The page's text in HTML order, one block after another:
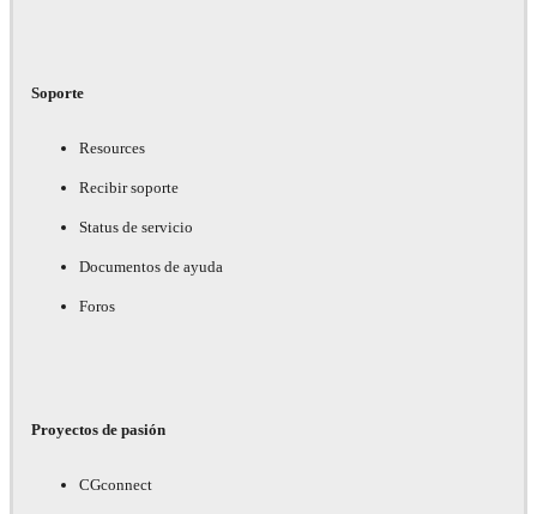
Soporte
Resources
Recibir soporte
Status de servicio
Documentos de ayuda
Foros
Proyectos de pasión
CGconnect